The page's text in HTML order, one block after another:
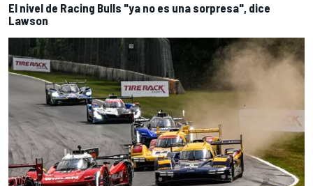
El nivel de Racing Bulls "ya no es una sorpresa", dice
Lawson